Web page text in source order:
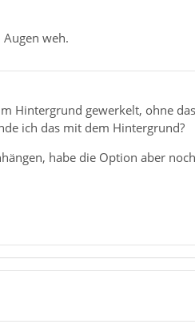
weh.
Hintergrund gewerkelt, ohne
ich das mit dem Hintergrund?
habe die Option aber